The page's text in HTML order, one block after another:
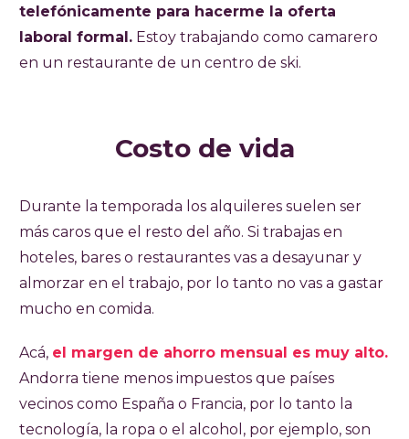
telefónicamente para hacerme la oferta
laboral formal. Estoy trabajando como camarero
en un restaurante de un centro de ski.
Costo de vida
Durante la temporada los alquileres suelen ser
más caros que el resto del año. Si trabajas en
hoteles, bares o restaurantes vas a desayunar y
almorzar en el trabajo, por lo tanto no vas a gastar
mucho en comida.
Acá, el margen de ahorro mensual es muy alto.
Andorra tiene menos impuestos que países
vecinos como España o Francia, por lo tanto la
tecnología, la ropa o el alcohol, por ejemplo, son